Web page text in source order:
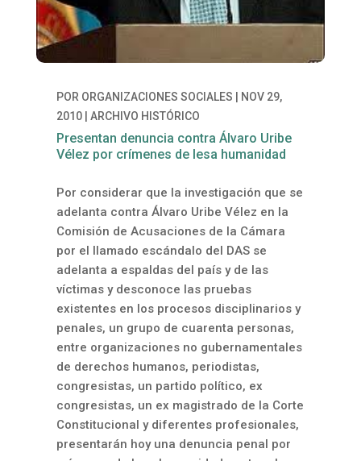
POR ORGANIZACIONES SOCIALES
NOV 29,
2010| ARCHIVO HISTÓRICO
Presentan denuncia contra Álvaro Uribe
Vélez por crímenes de lesa humanidad
Por considerar que la investigación que se
adelanta contra Álvaro Uribe Vélez en la
Comisión de Acusaciones de la Cámara
por el llamado escándalo del DAS se
adelanta a espaldas del país y de las
víctimas y desconoce las pruebas
existentes en los procesos disciplinarios y
penales, un grupo de cuarenta personas,
entre organizaciones no gubernamentales
de derechos humanos, periodistas,
congresistas, un partido político, ex
congresistas, un ex magistrado de la Corte
Constitucional y diferentes profesionales,
presentarán hoy una denuncia penal por